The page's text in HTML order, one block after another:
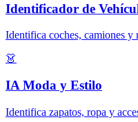
Identificador de
Identifica coches, camiones y
👗
IA Moda y Estilo
Identifica zapatos, ropa y